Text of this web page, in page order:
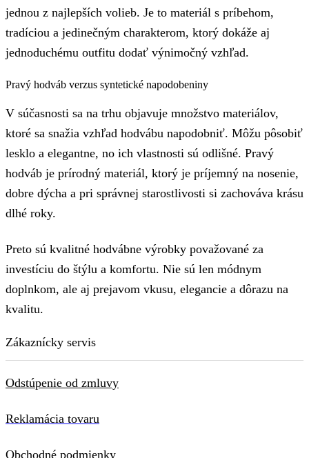
jednou z najlepších volieb. Je to materiál s príbehom,
tradíciou a jedinečným charakterom, ktorý dokáže aj
jednoduchému outfitu dodať výnimočný vzhľad.
Pravý hodváb verzus syntetické napodobeniny
V súčasnosti sa na trhu objavuje množstvo materiálov,
ktoré sa snažia vzhľad hodvábu napodobniť. Môžu pôsobiť
lesklo a elegantne, no ich vlastnosti sú odlišné. Pravý
hodváb je prírodný materiál, ktorý je príjemný na nosenie,
dobre dýcha a pri správnej starostlivosti si zachováva krásu
dlhé roky.
Preto sú kvalitné hodvábne výrobky považované za
investíciu do štýlu a komfortu. Nie sú len módnym
doplnkom, ale aj prejavom vkusu, elegancie a dôrazu na
kvalitu.
Zákaznícky servis
Odstúpenie od zmluvy
Reklamácia tovaru
Obchodné podmienky